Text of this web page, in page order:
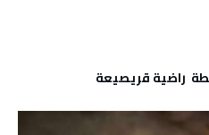
راضية قريصيعة